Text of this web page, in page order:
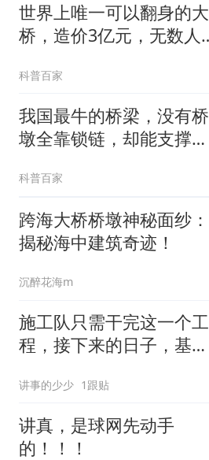
世界上唯一可以翻身的大
桥，造价3亿元，无数人
科普百家
我国最牛的桥梁，没有桥
墩全靠锁链，却能支撑起
科普百家
跨海大桥桥墩神秘面纱：
揭秘海中建筑奇迹！
沉醉花海m
施工队只需干完这一个工
程，接下来的日子，基本
讲事的少少 1跟贴
讲真，是球网先动手
的！！！